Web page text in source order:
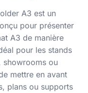
A3 est un
pour présenter
A3 de manière
pour les stands
showrooms ou
mettre en avant
plans ou supports